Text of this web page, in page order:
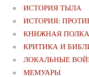
ИСТОРИЯ ТЫЛА
ИСТОРИЯ:
КНИЖНАЯ ПОЛКА
КРИТИКА И
ЛОКАЛЬНЫЕ
МЕМУАРЫ